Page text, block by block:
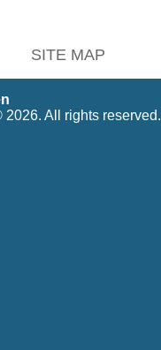
SITE MAP
All rights reserved.